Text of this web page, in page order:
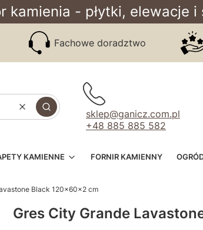
kamienia - płytki, elewacje i
Fachowe doradztwo
WyczyśćSzukaj
sklep@ganicz.com.pl
+48 885 885 582
KAMIENNE FORNIR KAMIENNY
Black 120x60x2 cm
Gres City Grande